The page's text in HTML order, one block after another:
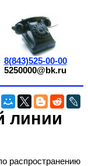
8(843)525-00-00
5250000@bk.ru
линии
распространению